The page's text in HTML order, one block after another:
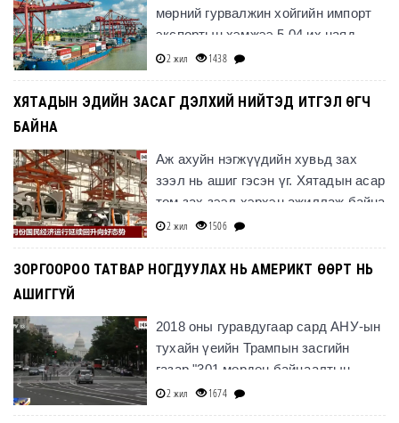
мөрний гурвалжин хойгийн импорт
экспортын хэмжээ 5.04 их наяд
юаньд хүрч, өнгөрсөн оны мөн үеэс
5.6 хувиар өсч, шинэ
2 жил 1438
ХЯТАДЫН ЭДИЙН ЗАСАГ ДЭЛХИЙ НИЙТЭД ИТГЭЛ ӨГЧ
БАЙНА
Аж ахуйн нэгжүүдийн хувьд зах
зээл нь ашиг гэсэн үг. Хятадын асар
том зах зээл хэрхэн ажиллаж байна
вэ?
2 жил 1506
ЗОРГООРОО ТАТВАР НОГДУУЛАХ НЬ АМЕРИКТ ӨӨРТ НЬ
АШИГГҮЙ
2018 оны гуравдугаар сард АНУ-ын
тухайн үеийн Трампын засгийн
газар "301 мөрдөн байцаалтын
ажиллагаа"-ны үндсэн дээр
Хятадтай худалдааны дайн
2 жил 1674